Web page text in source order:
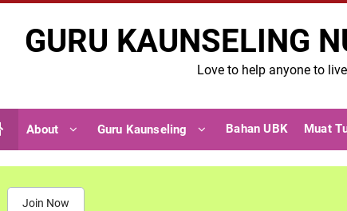
GURU KAUNSELING
Love to help anyone to
About Guru Kaunseling Bahan UBK Muat
Join Now